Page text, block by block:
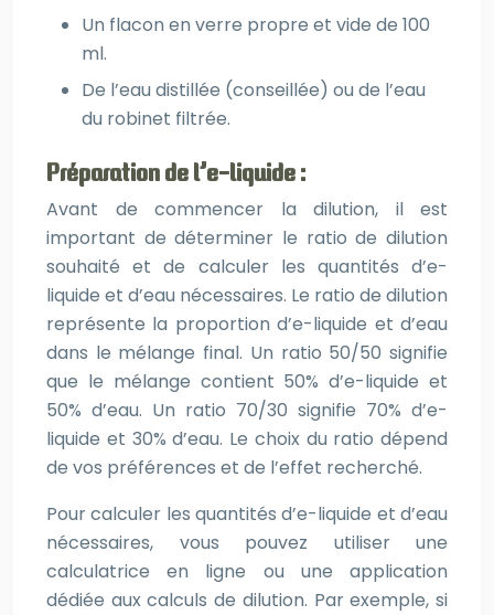
Un flacon en verre propre et vide de 100
ml.
De l’eau distillée (conseillée) ou de l’eau
du robinet filtrée.
Préparation de l’e-liquide :
Avant de commencer la dilution, il est
important de déterminer le ratio de dilution
souhaité et de calculer les quantités d’e-
liquide et d’eau nécessaires. Le ratio de dilution
représente la proportion d’e-liquide et d’eau
dans le mélange final. Un ratio 50/50 signifie
que le mélange contient 50% d’e-liquide et
50% d’eau. Un ratio 70/30 signifie 70% d’e-
liquide et 30% d’eau. Le choix du ratio dépend
de vos préférences et de l’effet recherché.
Pour calculer les quantités d’e-liquide et d’eau
nécessaires, vous pouvez utiliser une
calculatrice en ligne ou une application
dédiée aux calculs de dilution. Par exemple, si